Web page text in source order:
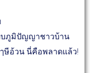
บภูมิปัญญาชาวบ้าน
ษีอ้วน นี่คือพลาดแล้ว!